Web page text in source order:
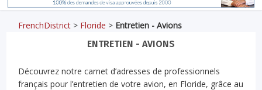
FrenchDistrict > Floride > Entretien - Avions
ENTRETIEN - AVIONS
Découvrez notre carnet d’adresses de professionnels
français pour l’entretien de votre avion, en Floride, grâce au